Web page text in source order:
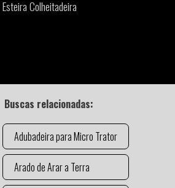
Esteira Colheitadeira
Buscas relacionadas:
Adubadeira para Micro Trator
Arado de Arar a Terra